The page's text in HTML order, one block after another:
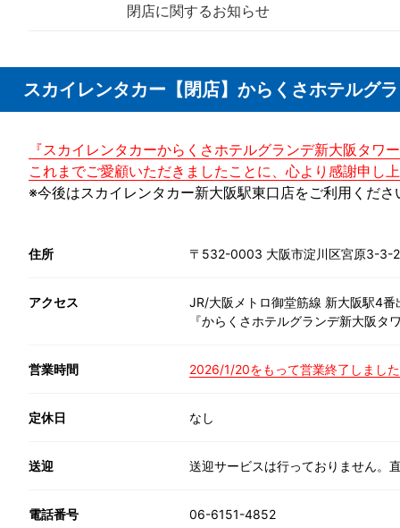
閉店に関するお知らせ
スカイレンタカー【閉店】からくさホテルグ
『スカイレンタカーからくさホテルグランデ新大阪タワ
これまでご愛顧いただきましたことに、心より感謝申し上
※今後はスカイレンタカー新大阪駅東口店をご利用くださ
住所 〒532-0003 大阪市淀川区宮原3-3-
アクセス
JR/大阪メトロ御堂筋線 新大阪駅4
『からくさホテルグランデ新大阪
営業時間 2026/1/20をもって営業終了しました
定休日 なし
送迎 送迎サービスは行っておりません。
電話番号 06-6151-4852